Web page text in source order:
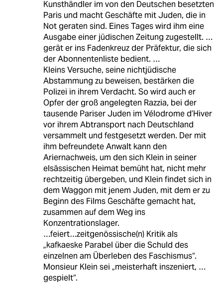
Kunsthändler im von den Deutschen besetzten
Paris und macht Geschäfte mit Juden, die in
Not geraten sind. Eines Tages wird ihm eine
Ausgabe einer jüdischen Zeitung zugestellt. …
gerät er ins Fadenkreuz der Präfektur, die sich
der Abonnentenliste bedient. …
Kleins Versuche, seine nichtjüdische
Abstammung zu beweisen, bestärken die
Polizei in ihrem Verdacht. So wird auch er
Opfer der groß angelegten Razzia, bei der
tausende Pariser Juden im Vélodrome d’Hiver
vor ihrem Abtransport nach Deutschland
versammelt und festgesetzt werden. Der mit
ihm befreundete Anwalt kann den
Ariernachweis, um den sich Klein in seiner
elsässischen Heimat bemüht hat, nicht mehr
rechtzeitig übergeben, und Klein findet sich in
dem Waggon mit jenem Juden, mit dem er zu
Beginn des Films Geschäfte gemacht hat,
zusammen auf dem Weg ins
Konzentrationslager.
…feiert…zeitgenössische(n) Kritik als
„kafkaeske Parabel über die Schuld des
einzelnen am Überleben des Faschismus“.
Monsieur Klein sei „meisterhaft inszeniert, …
gespielt“.